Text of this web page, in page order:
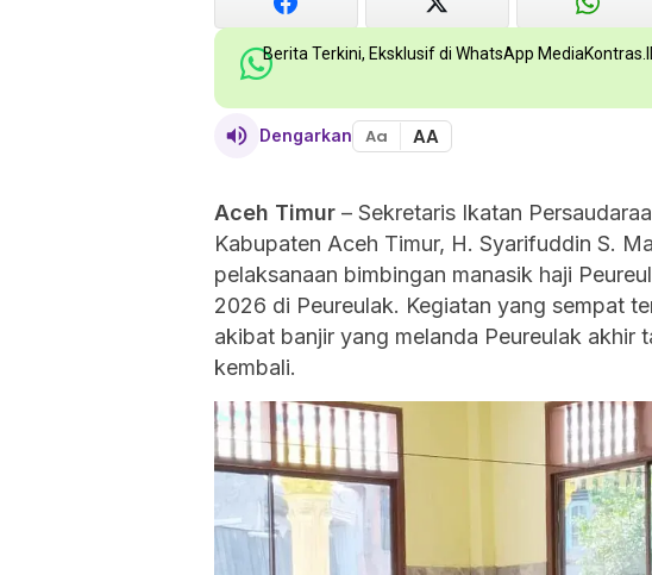
Berita Terkini, Eksklusif di WhatsApp
Dengarkan Aa AA
Aceh Timur – Sekretaris Ikatan
Kabupaten Aceh Timur, H. Syarifuddin S.
pelaksanaan bimbingan manasik haji
2026 di Peureulak. Kegiatan yang sempat
akibat banjir yang melanda Peureulak akhir
kembali.